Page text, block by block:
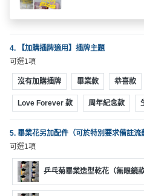
Q
場
地
新
奇
玩
樂
體
驗
手
作
4. 【加購插牌適用】插牌主題
可選1項
沒有加購插牌 畢業款 恭喜款
Love Forever 款 周年紀念款
5. 畢業花另加配件（可於特別要求備註流
可選1項
乒乓菊畢業造型乾花（無眼鏡款